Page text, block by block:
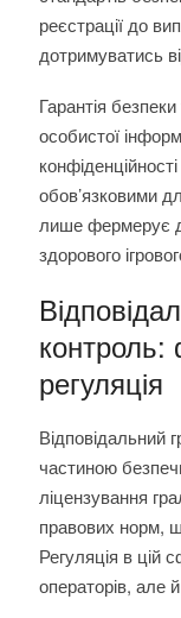
реєстрації до
дотримуватись
Гарантія
особистої
обов’язковими
лише фермерує
здорового
контроль:
регуляція
Відповідальний
частиною
ліцензування
правових норм,
Регуляція в цій
операторів, але